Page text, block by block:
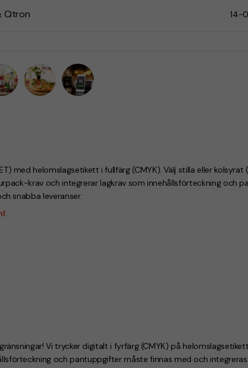
Citron 14-
med helomslagsetikett i fullfärg (CMYK). Välj stilla eller kolsyrat
krav och integrerar lagkrav som innehållsförteckning och
snabba leveranser.
.
Vi trycker digitalt i fyrfärg (CMYK) på
och pantuppgifter måste finnas med och